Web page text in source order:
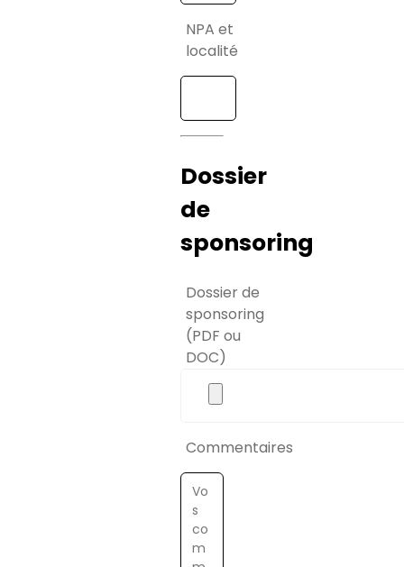
NPA et
localité
Dossier
de
sponsoring
Dossier de
sponsoring
(PDF ou
DOC)
Commentaires